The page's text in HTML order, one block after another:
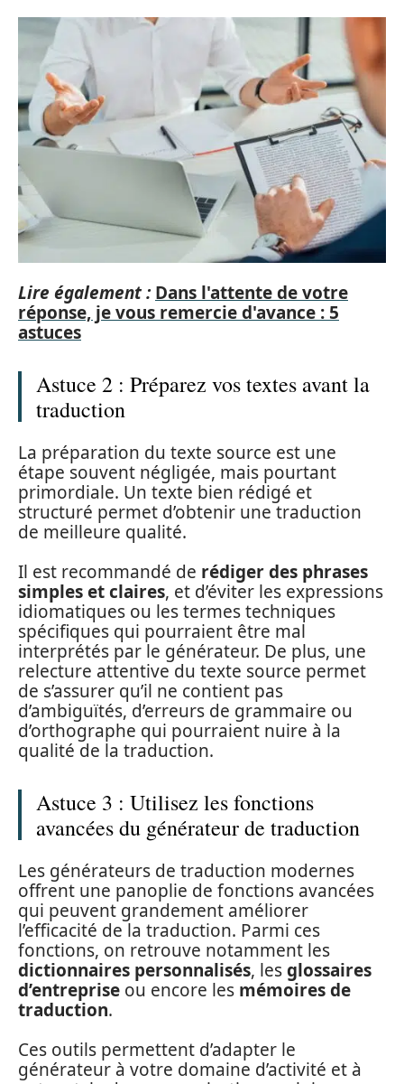
Lire également : Dans l'attente de votre
réponse, je vous remercie d'avance : 5
astuces
Astuce 2 : Préparez vos textes avant la
traduction
La préparation du texte source est une
étape souvent négligée, mais pourtant
primordiale. Un texte bien rédigé et
structuré permet d’obtenir une traduction
de meilleure qualité.
Il est recommandé de rédiger des phrases
simples et claires, et d’éviter les expressions
idiomatiques ou les termes techniques
spécifiques qui pourraient être mal
interprétés par le générateur. De plus, une
relecture attentive du texte source permet
de s’assurer qu’il ne contient pas
d’ambiguïtés, d’erreurs de grammaire ou
d’orthographe qui pourraient nuire à la
qualité de la traduction.
Astuce 3 : Utilisez les fonctions
avancées du générateur de traduction
Les générateurs de traduction modernes
offrent une panoplie de fonctions avancées
qui peuvent grandement améliorer
l’efficacité de la traduction. Parmi ces
fonctions, on retrouve notamment les
dictionnaires personnalisés, lesglossaires
d’entreprise ou encore les mémoires de
traduction.
Ces outils permettent d’adapter le
générateur à votre domaine d’activité et à